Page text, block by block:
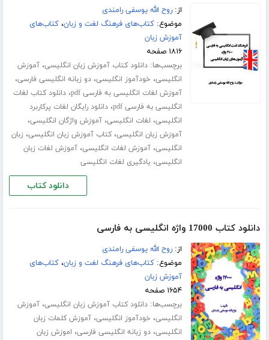
از:روح الله یوسفی رامندی
موضوع:کتاب‌های فرهنگ لغت و زبان،کتاب‌های
آموزش زبان
۱۸۱۶ صفحه
برچسب‌ها:دانلود کتاب آموزش زبان انگلیسی،آموزش
انگلیسی، خودآموز انگلیسی،دو زبانه انگلیسی فارسی،
آموزش لغات انگلیسی به فارسی pdf ،دانلود کتاب لغات
انگلیسی به فارسی pdf
،دانلود رایگان لغات پرکاربرد
انگلیسی، لغات انگلیسی،آموزش واژگان انگلیسی،
آموزش زبان انگلیسی،کتاب آموزش زبان انگلیسی، زبان
انگلیسی،آموزش لغات انگلیسی،آموزش لغات زبان
انگلیسی، یادگیری لغات انگلیسی
دانلود کتاب
دانلود کتاب 17000 واژه انگلیسی به فارسی
از:روح الله یوسفی رامندی
موضوع:کتاب‌های فرهنگ لغت و زبان،کتاب‌های
آموزش زبان
۱۶۵۴ صفحه
برچسب‌ها:دانلود کتاب آموزش زبان انگلیسی،آموزش
انگلیسی، خودآموز انگلیسی،آموزش کلمات زبان
انگلیسی،دو زبانه انگلیسی فارسی، اموزش زبان